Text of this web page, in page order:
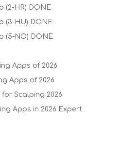
(2-HR) DONE
(3-HU) DONE
(5-NO) DONE
Apps of 2026
Apps of 2026
Scalping 2026
Apps in 2026 Expert